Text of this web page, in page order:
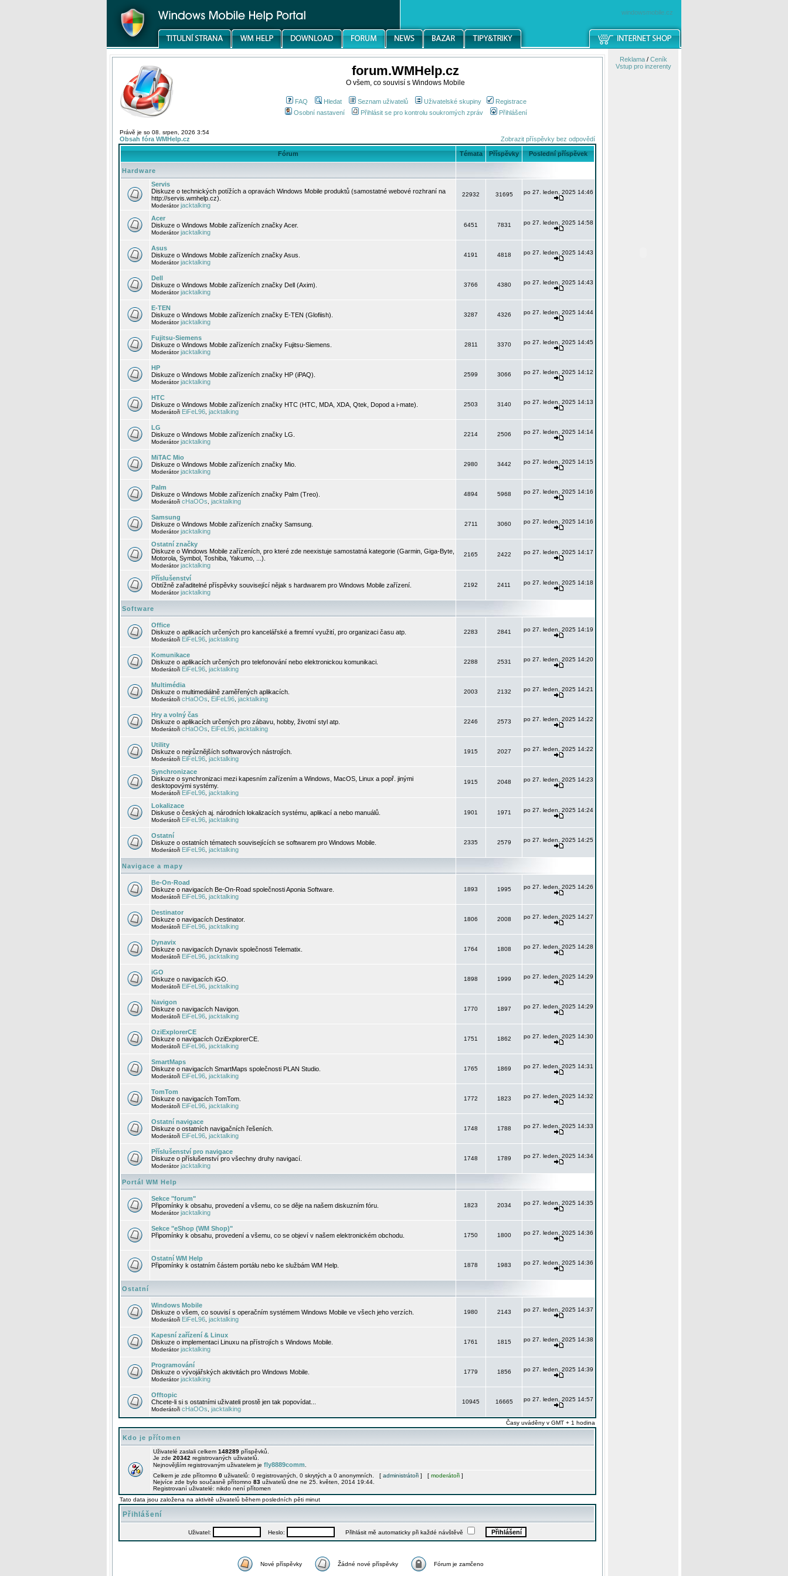
windowsmobile.cz
forum.WMHelp.cz
O všem, co souvisí s Windows Mobile
FAQ Hledat Seznam uživatelů Uživatelské skupiny
Registrace
Osobní nastavení
Přihlásit se pro kontrolu soukromých zpráv Přihlášení
Právě je so 08. srpen, 2026 3:54
Obsah fóra WMHelp.cz Zobrazit příspěvky bez odpovědí
Fórum Témata Příspěvky Poslední příspěvek
Hardware
Servis
Diskuze o technických potížích a opravách Windows Mobile produktů (samostatné webové rozhraní na
http://servis.wmhelp.cz).
Moderátorjacktalking
22932 31695 po 27. leden, 2025 14:46
Acer
Diskuze o Windows Mobile zařízeních značky Acer.
Moderátorjacktalking
6451 7831 po 27. leden, 2025 14:58
Asus
Diskuze o Windows Mobile zařízeních značky Asus.
Moderátorjacktalking
4191 4818 po 27. leden, 2025 14:43
Dell
Diskuze o Windows Mobile zařízeních značky Dell (Axim).
Moderátorjacktalking
3766 4380 po 27. leden, 2025 14:43
E-TEN
Diskuze o Windows Mobile zařízeních značky E-TEN (Glofiish).
Moderátorjacktalking
3287 4326 po 27. leden, 2025 14:44
Fujitsu-Siemens
Diskuze o Windows Mobile zařízeních značky Fujitsu-Siemens.
Moderátorjacktalking
2811 3370 po 27. leden, 2025 14:45
HP
Diskuze o Windows Mobile zařízeních značky HP (iPAQ).
Moderátorjacktalking
2599 3066 po 27. leden, 2025 14:12
HTC
Diskuze o Windows Mobile zařízeních značky HTC (HTC, MDA, XDA, Qtek, Dopod a i-mate).
Moderátoři EiFeL96 jacktalking
2503 3140 po 27. leden, 2025 14:13
LG
Diskuze o Windows Mobile zařízeních značky LG.
Moderátorjacktalking
2214 2506 po 27. leden, 2025 14:14
MiTAC Mio
Diskuze o Windows Mobile zařízeních značky Mio.
Moderátorjacktalking
2980 3442 po 27. leden, 2025 14:15
Palm
Diskuze o Windows Mobile zařízeních značky Palm (Treo).
Moderátoři cHaOOs jacktalking
4894 5968 po 27. leden, 2025 14:16
Samsung
Diskuze o Windows Mobile zařízeních značky Samsung.
Moderátorjacktalking
2711 3060 po 27. leden, 2025 14:16
Ostatní značky
Diskuze o Windows Mobile zařízeních, pro které zde neexistuje samostatná kategorie (Garmin, Giga-Byte,
Motorola, Symbol, Toshiba, Yakumo, ...).
Moderátorjacktalking
2165 2422 po 27. leden, 2025 14:17
Příslušenství
Obtížně zařaditelné příspěvky související nějak s hardwarem pro Windows Mobile zařízení.
Moderátorjacktalking
2192 2411 po 27. leden, 2025 14:18
Software
Office
Diskuze o aplikacích určených pro kancelářské a firemní využití, pro organizaci času atp.
Moderátoři EiFeL96 jacktalking
2283 2841 po 27. leden, 2025 14:19
Komunikace
Diskuze o aplikacích určených pro telefonování nebo elektronickou komunikaci.
Moderátoři EiFeL96 jacktalking
2288 2531 po 27. leden, 2025 14:20
Multimédia
Diskuze o multimediálně zaměřených aplikacích.
Moderátoři cHaOOs EiFeL96 jacktalking
2003 2132 po 27. leden, 2025 14:21
Hry a volný čas
Diskuze o aplikacích určených pro zábavu, hobby, životní styl atp.
Moderátoři cHaOOs EiFeL96 jacktalking
2246 2573 po 27. leden, 2025 14:22
Utility
Diskuze o nejrůznějších softwarových nástrojích.
Moderátoři EiFeL96 jacktalking
1915 2027 po 27. leden, 2025 14:22
Synchronizace
Diskuze o synchronizaci mezi kapesním zařízením a Windows, MacOS, Linux a popř. jinými
desktopovými systémy.
Moderátoři EiFeL96 jacktalking
1915 2048 po 27. leden, 2025 14:23
Lokalizace
Diskuse o českých aj. národních lokalizacích systému, aplikací a nebo manuálů.
Moderátoři EiFeL96 jacktalking
1901 1971 po 27. leden, 2025 14:24
Ostatní
Diskuze o ostatních tématech souvisejících se softwarem pro Windows Mobile.
Moderátoři EiFeL96 jacktalking
2335 2579 po 27. leden, 2025 14:25
Navigace a mapy
Be-On-Road
Diskuze o navigacích Be-On-Road společnosti Aponia Software.
Moderátoři EiFeL96 jacktalking
1893 1995 po 27. leden, 2025 14:26
Destinator
Diskuze o navigacích Destinator.
Moderátoři EiFeL96 jacktalking
1806 2008 po 27. leden, 2025 14:27
Dynavix
Diskuze o navigacích Dynavix společnosti Telematix.
Moderátoři EiFeL96 jacktalking
1764 1808 po 27. leden, 2025 14:28
iGO
Diskuze o navigacích iGO.
Moderátoři EiFeL96 jacktalking
1898 1999 po 27. leden, 2025 14:29
Navigon
Diskuze o navigacích Navigon.
Moderátoři EiFeL96 jacktalking
1770 1897 po 27. leden, 2025 14:29
OziExplorerCE
Diskuze o navigacích OziExplorerCE.
Moderátoři EiFeL96 jacktalking
1751 1862 po 27. leden, 2025 14:30
SmartMaps
Diskuze o navigacích SmartMaps společnosti PLAN Studio.
Moderátoři EiFeL96 jacktalking
1765 1869 po 27. leden, 2025 14:31
TomTom
Diskuze o navigacích TomTom.
Moderátoři EiFeL96 jacktalking
1772 1823 po 27. leden, 2025 14:32
Ostatní navigace
Diskuze o ostatních navigačních řešeních.
Moderátoři EiFeL96 jacktalking
1748 1788 po 27. leden, 2025 14:33
Příslušenství pro navigace
Diskuze o příslušenství pro všechny druhy navigací.
Moderátorjacktalking
1748 1789 po 27. leden, 2025 14:34
Portál WM Help
Sekce "forum"
Připomínky k obsahu, provedení a všemu, co se děje na našem diskuzním fóru.
Moderátorjacktalking
1823 2034 po 27. leden, 2025 14:35
Sekce "eShop (WM Shop)"
Připomínky k obsahu, provedení a všemu, co se objeví v našem elektronickém obchodu.
1750 1800 po 27. leden, 2025 14:36
Ostatní WM Help
Připomínky k ostatním částem portálu nebo ke službám WM Help.
1878 1983 po 27. leden, 2025 14:36
Ostatní
Windows Mobile
Diskuze o všem, co souvisí s operačním systémem Windows Mobile ve všech jeho verzích.
Moderátoři EiFeL96 jacktalking
1980 2143 po 27. leden, 2025 14:37
Kapesní zařízení & Linux
Diskuze o implementaci Linuxu na přístrojích s Windows Mobile.
Moderátorjacktalking
1761 1815 po 27. leden, 2025 14:38
Programování
Diskuze o vývojářských aktivitách pro Windows Mobile.
Moderátorjacktalking
1779 1856 po 27. leden, 2025 14:39
Offtopic
Chcete-li si s ostatními uživateli prostě jen tak popovídat...
Moderátoři cHaOOs jacktalking
10945 16665 po 27. leden, 2025 14:57
Časy uváděny v GMT + 1 hodina
Kdo je přítomen
Uživatelé zaslali celkem 148289 příspěvků.
Je zde 20342 registrovaných uživatelů.
Nejnovějším registrovaným uživatelem je fly8889comm
Celkem je zde přítomno 0 uživatelů: 0 registrovaných, 0 skrytých a 0 anonymních. [ administrátoři ] [ moderátoři ]
Nejvíce zde bylo současně přítomno 83 uživatelů dne ne 25. květen, 2014 19:44.
Registrovaní uživatelé: nikdo není přítomen
Tato data jsou založena na aktivitě uživatelů během posledních pěti minut
Přihlášení
Uživatel: Heslo: Přihlásit mě automaticky při každé návštěvě
Nové příspěvky Žádné nové příspěvky Fórum je zamčeno
Reklama/ Ceník
Vstup pro inzerenty